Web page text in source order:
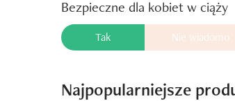
Bezpieczne dla kobiet w ciąży
Tak Nie wiadomo
Najpopularniejsze